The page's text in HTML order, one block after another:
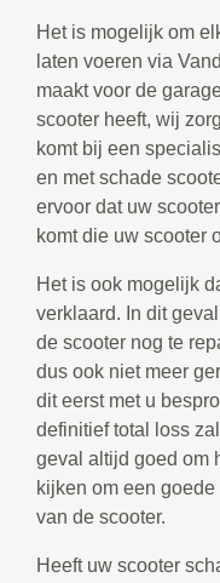
Het is mogelijk om
laten voeren via
maakt voor de
scooter heeft, wij
komt bij een
en met schade
ervoor dat uw
komt die uw scooter
Het is ook mogelijk
verklaard. In dit
de scooter nog te
dus ook niet meer
dit eerst met u
definitief total loss
geval altijd goed om
kijken om een
van de scooter.
Heeft uw scooter